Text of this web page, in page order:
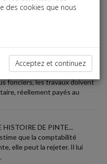
DE TRAVAUX QUI NE
fonciers, les travaux doivent
réellement payés au
HISTOIRE DE PINTE...
que la comptabilité
elle peut la rejeter. Il lui
des cookies que nous
Acceptez et continuez